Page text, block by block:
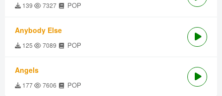
139 7327 POP
Anybody Else
125 7089 POP
Angels
177 7606 POP